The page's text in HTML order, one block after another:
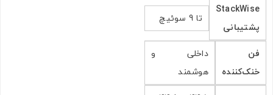
StackWise
پشتیبانی
تا 9 سوئیچ
فن
خنک‌کننده
داخلی و
هوشمند